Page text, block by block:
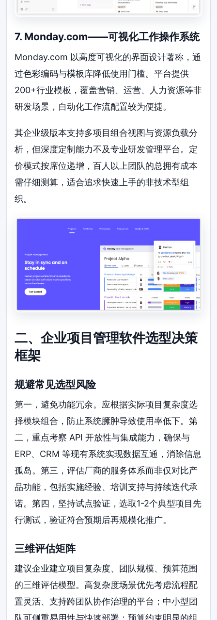
7. Monday.com——可视化工作操作系统
Monday.com 以高度可视化的界面设计著称，通
过色彩编码与模板库降低使用门槛。平台提供
200+行业模板，覆盖营销、运营、人力资源等非
研发场景，自动化工作流配置较为便捷。
其企业级版本支持多项目组合视图与资源负载分
析，但深度定制能力不及专业研发管理平台。定
价模式按席位递增，百人以上团队的总拥有成本
需仔细测算，适合追求快速上手的非技术型组
织。
二、企业项目管理软件选型决策
框架
规避常见选型风险
第一，避免功能冗余。应根据实际项目复杂度选
择模块组合，防止系统臃肿导致使用率低下。第
二，重点考察 API 开放性与集成能力，确保与
ERP、CRM 等现有系统实现数据互通，消除信息
孤岛。第三，评估厂商的服务体系而非仅对比产
品功能，包括实施经验、培训支持与持续迭代承
诺。第四，坚持试点验证，选取1-2个典型项目先
行测试，验证符合预期后再规模化推广。
三维评估矩阵
建议企业建立项目复杂度、团队规模、预算范围
的三维评估模型。高复杂度场景优先考虑流程配
置灵活、支持跨团队协作治理的平台；中小型团
队可侧重易用性与快速部署；预算约束明显的组